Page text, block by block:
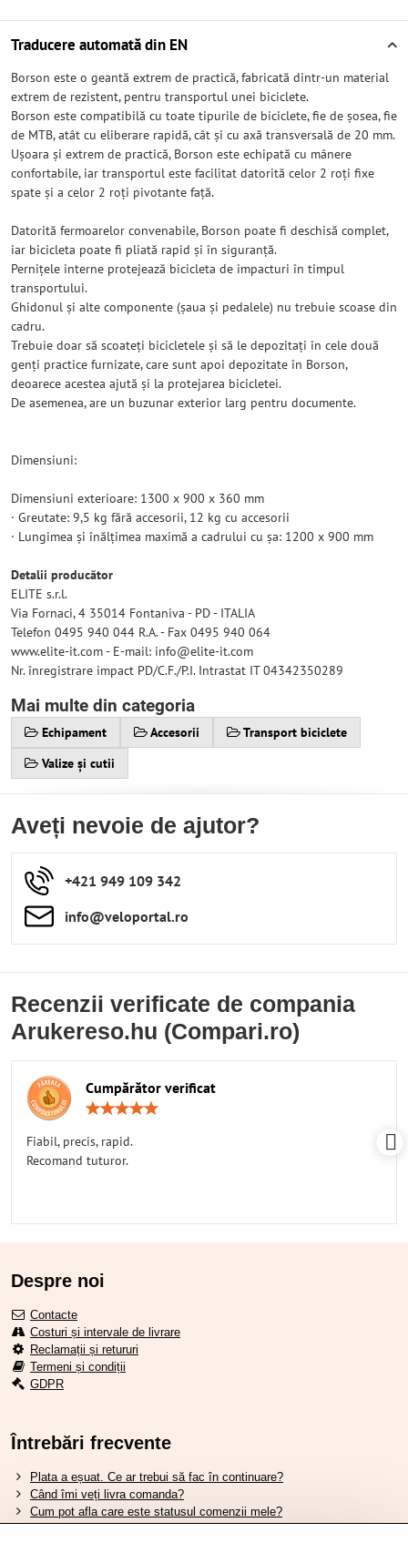
Traducere automată din EN
Borson este o geantă extrem de practică, fabricată dintr-un material
extrem de rezistent, pentru transportul unei biciclete.
Borson este compatibilă cu toate tipurile de biciclete, fie de șosea, fie
de MTB, atât cu eliberare rapidă, cât și cu axă transversală de 20 mm.
Ușoara și extrem de practică, Borson este echipată cu mânere
confortabile, iar transportul este facilitat datorită celor 2 roți fixe
spate și a celor 2 roți pivotante față.
Datorită fermoarelor convenabile, Borson poate fi deschisă complet,
iar bicicleta poate fi pliată rapid și în siguranță.
Pernițele interne protejează bicicleta de impacturi în timpul
transportului.
Ghidonul și alte componente (șaua și pedalele) nu trebuie scoase din
cadru.
Trebuie doar să scoateți bicicletele și să le depozitați în cele două
genți practice furnizate, care sunt apoi depozitate în Borson,
deoarece acestea ajută și la protejarea bicicletei.
De asemenea, are un buzunar exterior larg pentru documente.
Dimensiuni:
Dimensiuni exterioare: 1300 x 900 x 360 mm
· Greutate: 9,5 kg fără accesorii, 12 kg cu accesorii
· Lungimea și înălțimea maximă a cadrului cu șa: 1200 x 900 mm
Detalii producător
ELITE s.r.l.
Via Fornaci, 4 35014 Fontaniva - PD - ITALIA
Telefon 0495 940 044 R.A. - Fax 0495 940 064
www.elite-it.com - E-mail: info@elite-it.com
Nr. înregistrare impact PD/C.F./P.I. Intrastat IT 04342350289
Mai multe din categoria
Echipament Accesorii
Transport biciclete
Valize și cutii
Aveți nevoie de ajutor?
+421 949 109 342
info​​@veloportal​.ro
Recenzii verificate de compania
Arukereso.hu (Compari.ro)
Cumpărător verificat
Fiabil, precis, rapid.
Recomand tuturor.
Despre noi
Contacte
Costuri și intervale de livrare
Reclamații și retururi
Termeni și condiții
GDPR
Întrebări frecvente
Plata a eșuat. Ce ar trebui să fac în continuare?
Când îmi veți livra comanda?
Cum pot afla care este statusul comenzii mele?